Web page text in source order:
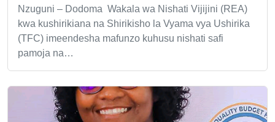
Nzuguni – Dodoma Wakala wa Nishati Vijijini (REA)
kwa kushirikiana na Shirikisho la Vyama vya Ushirika
(TFC) imeendesha mafunzo kuhusu nishati safi
pamoja na…